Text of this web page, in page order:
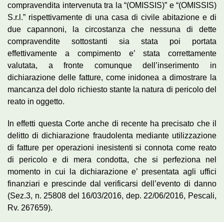
compravendita intervenuta tra la “(OMISSIS)” e “(OMISSIS)
S.r.l.” rispettivamente di una casa di civile abitazione e di
due capannoni, la circostanza che nessuna di dette
compravendite sottostanti sia stata poi portata
effettivamente a compimento e’ stata correttamente
valutata, a fronte comunque dell’inserimento in
dichiarazione delle fatture, come inidonea a dimostrare la
mancanza del dolo richiesto stante la natura di pericolo del
reato in oggetto.
In effetti questa Corte anche di recente ha precisato che il
delitto di dichiarazione fraudolenta mediante utilizzazione
di fatture per operazioni inesistenti si connota come reato
di pericolo e di mera condotta, che si perfeziona nel
momento in cui la dichiarazione e’ presentata agli uffici
finanziari e prescinde dal verificarsi dell’evento di danno
(Sez.3, n. 25808 del 16/03/2016, dep. 22/06/2016, Pescali,
Rv. 267659).